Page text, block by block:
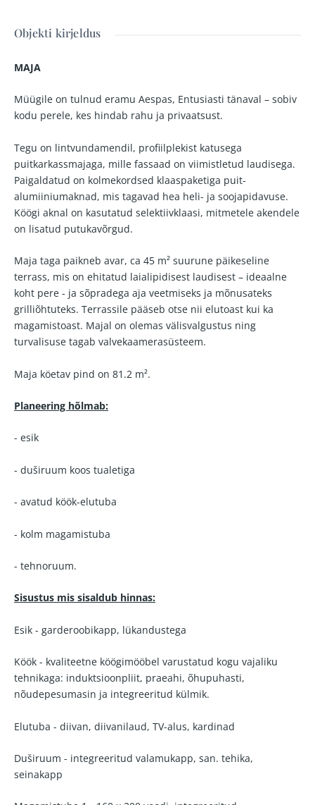
Objekti kirjeldus
MAJA
Müügile on tulnud eramu Aespas, Entusiasti tänaval – sobiv
kodu perele, kes hindab rahu ja privaatsust.
Tegu on lintvundamendil, profiilplekist katusega
puitkarkassmajaga, mille fassaad on viimistletud laudisega.
Paigaldatud on kolmekordsed klaaspaketiga puit-
alumiiniumaknad, mis tagavad hea heli- ja soojapidavuse.
Köögi aknal on kasutatud selektiivklaasi, mitmetele akendele
on lisatud putukavõrgud.
Maja taga paikneb avar, ca 45 m² suurune päikeseline
terrass, mis on ehitatud laialipidisest laudisest – ideaalne
koht pere - ja sõpradega aja veetmiseks ja mõnusateks
grilliõhtuteks. Terrassile pääseb otse nii elutoast kui ka
magamistoast. Majal on olemas välisvalgustus ning
turvalisuse tagab valvekaamerasüsteem.
Maja köetav pind on 81.2 m².
Planeering hõlmab:
- esik
- duširuum koos tualetiga
- avatud köök-elutuba
- kolm magamistuba
- tehnoruum.
Sisustus mis sisaldub hinnas:
Esik - garderoobikapp, lükandustega
Köök - kvaliteetne köögimööbel varustatud kogu vajaliku
tehnikaga: induktsioonpliit, praeahi, õhupuhasti,
nõudepesumasin ja integreeritud külmik.
Elutuba - diivan, diivanilaud, TV-alus, kardinad
Duširuum - integreeritud valamukapp, san. tehika,
seinakapp